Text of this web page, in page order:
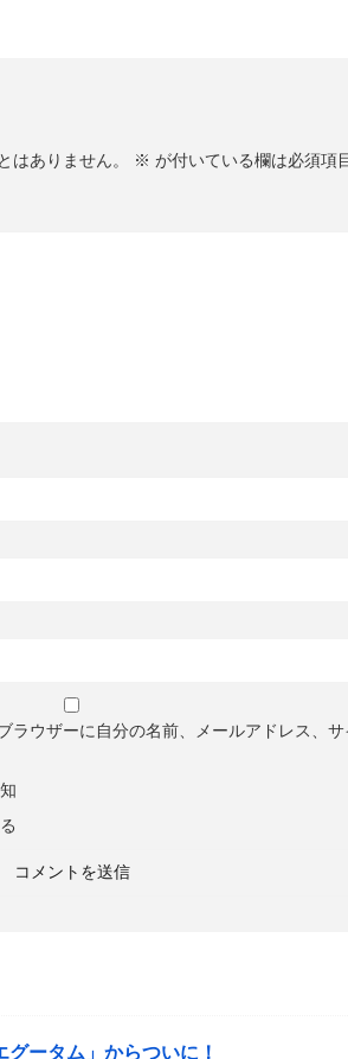
はありません。 ※ が付いている欄は必須項
ラウザーに自分の名前、メールアドレス、サ
グータム」からついに！